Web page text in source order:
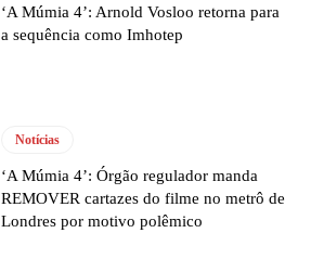
‘A Múmia 4’: Arnold Vosloo retorna para
a sequência como Imhotep
Notícias
‘A Múmia 4’: Órgão regulador manda
REMOVER cartazes do filme no metrô de
Londres por motivo polêmico